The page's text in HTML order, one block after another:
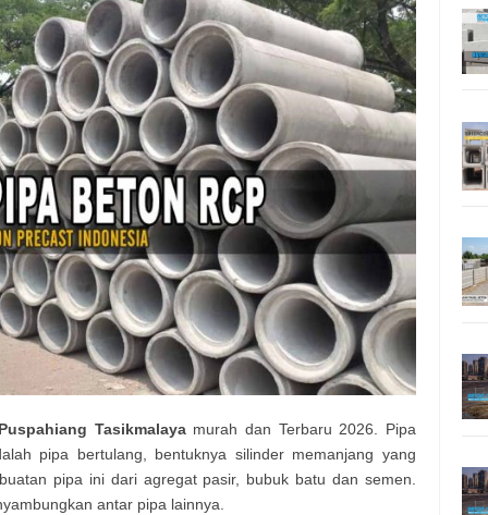
Tasikmalayamurah dan Terbaru 2026. Pipa
pipa bertulang, bentuknya silinder memanjang yang
pipa ini dari agregat pasir, bubuk batu dan semen.
antar pipa lainnya.